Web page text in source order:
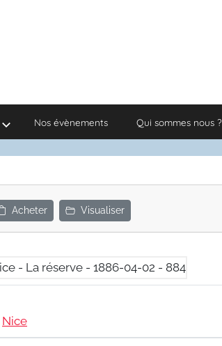
Nos évènements Qui sommes nous ?
Acheter Visualiser
Nice